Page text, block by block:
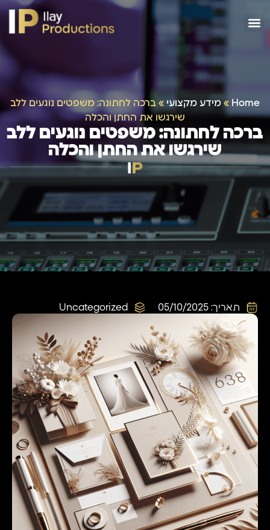
Home
»מידע מקצועי » ברכה לחתונה: משפטים נוגעים ללב
שירגשו את החתן והכלה
ברכה לחתונה: משפטים נוגעים ללב
שירגשו את החתן והכלה
תאריך: 05/10/2025
Uncategorized